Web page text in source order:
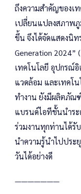
ถึงความสำคัญของเ
เปลี่ยนแปลงสภาพภู
ขึ้น จึงได้จัดแสดงนิ
Generation
เทคโนโลยี อุปกรณ์อิ
แวดล้อม และเทคโ
ทำงาน ยังมีผลิตภัณ
แบรนด์ไอทีชั้นนำระ
ร่วมงานทุกท่านได้รั
นำความรู้นำไปประ
วันได้อย่างดี
———————